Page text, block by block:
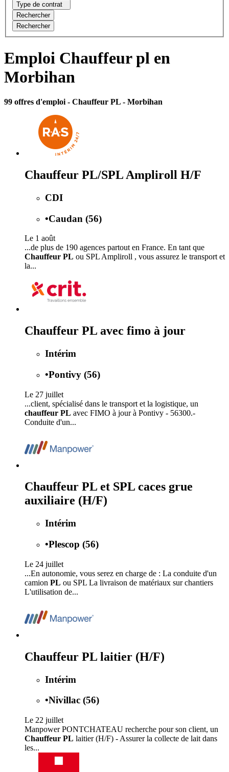
Type de contrat
Rechercher
Rechercher
Emploi Chauffeur pl en
Morbihan
99 offres d'emploi - Chauffeur PL - Morbihan
Chauffeur PL/SPL Ampliroll H/F
CDI
•Caudan (56)
Le 1 août
...de plus de 190 agences partout en France. En tant que
Chauffeur PL ou SPL Ampliroll , vous assurez le transport et
la...
Chauffeur PL avec fimo à jour
Intérim
•Pontivy (56)
Le 27 juillet
...client, spécialisé dans le transport et la logistique, un
chauffeur PL avec FIMO à jour à Pontivy - 56300.-
Conduite d'un...
Chauffeur PL et SPL caces grue
auxiliaire (H/F)
Intérim
•Plescop (56)
Le 24 juillet
...En autonomie, vous serez en charge de : La conduite d'un
camion PL ou SPL La livraison de matériaux sur chantiers
L'utilisation de...
Chauffeur PL laitier (H/F)
Intérim
•Nivillac (56)
Le 22 juillet
Manpower PONTCHATEAU recherche pour son client, un
Chauffeur PL laitier (H/F) - Assurer la collecte de lait dans
les...